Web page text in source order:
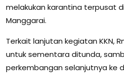
melakukan karantina terpusat
Manggarai.
Terkait lanjutan kegiatan KKN,
untuk sementara ditunda,
perkembangan selanjutnya ke